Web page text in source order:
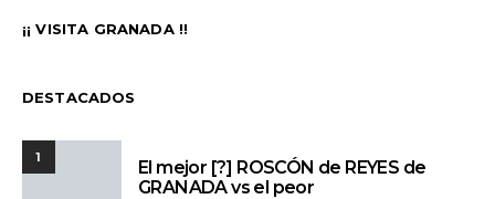
¡¡ VISITA GRANADA !!
DESTACADOS
1
El mejor [?] ROSCÓN de REYES de
GRANADA vs el peor